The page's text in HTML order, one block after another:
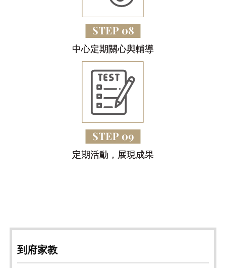
中心定期關心與輔導
定期活動，展現成果
到府家教